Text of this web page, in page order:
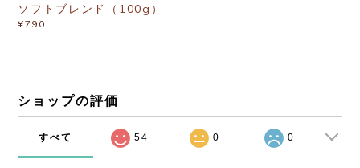
ソフトブレンド（100g）
¥790
ショップの評価
すべて 54 0 0